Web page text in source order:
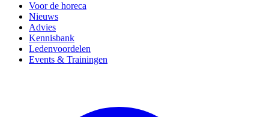
Voor de horeca
Nieuws
Advies
Kennisbank
Ledenvoordelen
Events & Trainingen